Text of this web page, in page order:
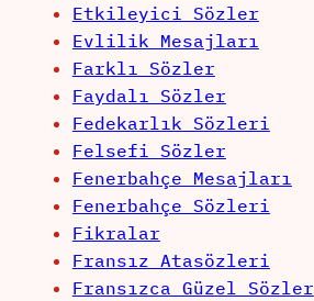
Etkileyici Sözler
Evlilik Mesajları
Farklı Sözler
Faydalı Sözler
Fedekarlık Sözleri
Felsefi Sözler
Fenerbahçe Mesajları
Fenerbahçe Sözleri
Fikralar
Fransız Atasözleri
Fransızca Güzel Sözler